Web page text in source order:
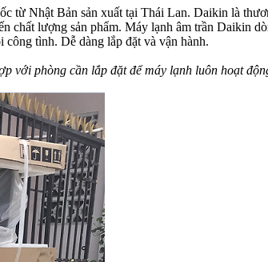
từ Nhật Bản sản xuất tại Thái Lan. Daikin là
lượng sản phẩm. Máy lạnh âm trần Daikin
tình. Dễ dàng lắp đặt và vận hành.
với phòng cần lắp đặt để máy lạnh luôn hoạt